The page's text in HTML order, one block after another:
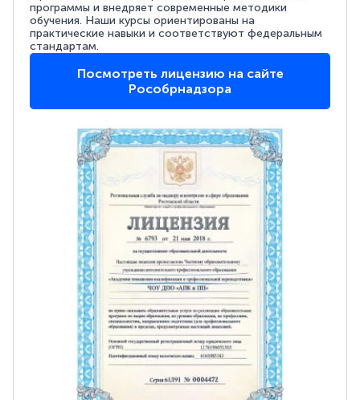
программы и внедряет современные методики
обучения. Наши курсы ориентированы на
практические навыки и соответствуют федеральным
стандартам.
Посмотреть лицензию на сайте
Рособрнадзора